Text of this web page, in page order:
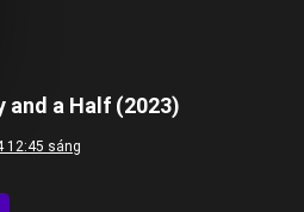
and a Half (2023)
12:45 sáng